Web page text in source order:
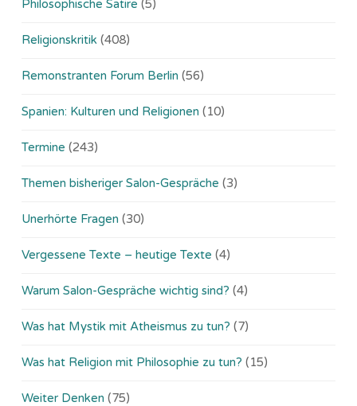
Philosophische Satire (5)
Religionskritik (408)
Remonstranten Forum Berlin (56)
Spanien: Kulturen und Religionen (10)
Termine (243)
Themen bisheriger Salon-Gespräche (3)
Unerhörte Fragen (30)
Vergessene Texte – heutige Texte (4)
Warum Salon-Gespräche wichtig sind? (4)
Was hat Mystik mit Atheismus zu tun? (7)
Was hat Religion mit Philosophie zu tun? (15)
Weiter Denken (75)